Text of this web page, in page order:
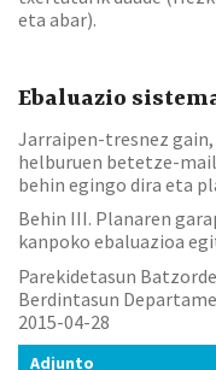
eta abar).
Ebaluazio
Jarraipen-tresnez
helburuen betetze-
behin egingo dira eta
Behin III. Planaren
kanpoko ebaluazioa
Parekidetasun
Berdintasun
2015-04-28
Adjunto